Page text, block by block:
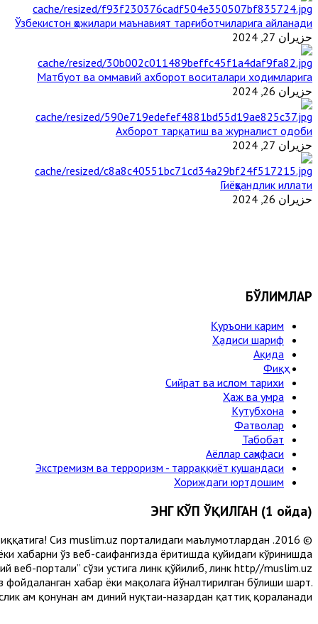
Ўзбекистон ҳожилари маънавият тарғиботчиларига айланади
حزيران 27, 2024
Матбуот ва оммавий ахборот воситалари ходимларига
حزيران 26, 2024
Ахборот тарқатиш ва журналист одоби
حزيران 27, 2024
Гиёҳвандлик иллати
حزيران 26, 2024
БЎЛИМЛАР
Қуръони карим
Ҳадиси шариф
Ақида
Фиқҳ
Сийрат ва ислом тарихи
Ҳаж ва умра
Кутубхона
Фатволар
Табобат
Аёллар саҳифаси
Экстремизм ва терроризм - тарраққиёт кушандаси
Хориждаги юртдошим
ЭНГ КЎП ЎҚИЛГАН (1 ойда)
Сиз muslim.uz порталидаги маълумотлардан
хабарни ўз веб-саҳифангизда ёритишда қуйидаги кўринишда
веб-портали” сўзи устига линк қўйилиб, линк http//muslim.uz
фойдаланган хабар ёки мақолага йўналтирилган бўлиши шарт.
ҳам қонунан ҳам диний нуқтаи-назардан қаттиқ қораланади.